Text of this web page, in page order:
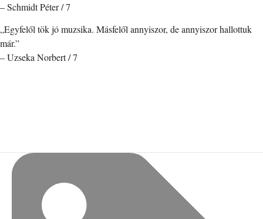
– Schmidt Péter / 7
„Egyfelől tök jó muzsika. Másfelől annyiszor, de annyiszor hallottuk
már.”
– Uzseka Norbert / 7